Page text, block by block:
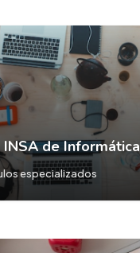
INSA de Informática
especializados